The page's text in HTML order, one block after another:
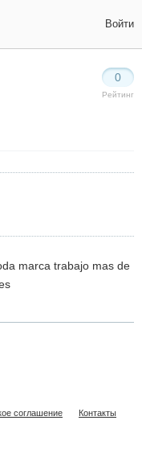
Войти
0
Рейтинг
marca trabajo mas de
соглашение
Контакты